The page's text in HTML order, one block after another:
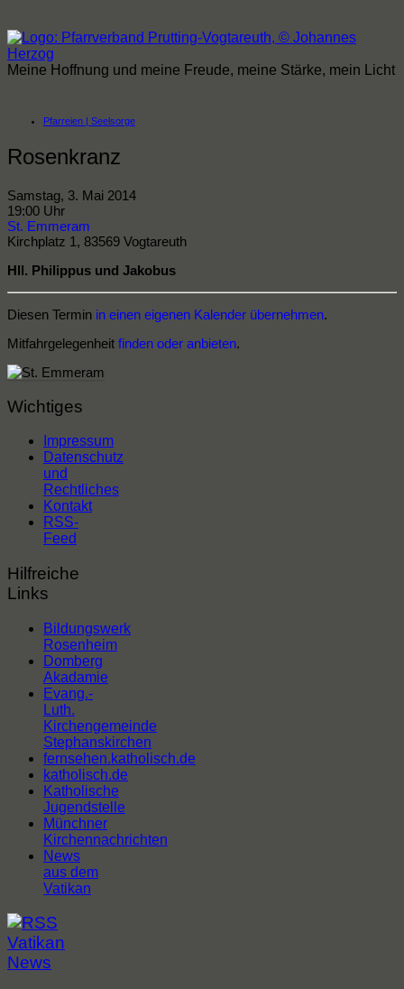
Inhalt
springen
Meine Hoffnung und meine Freude, meine Stärke, mein Licht
Pfarreien | Seelsorge
Rosenkranz
Samstag, 3. Mai 2014
19:00 Uhr
St. Emmeram
Kirchplatz 1, 83569 Vogtareuth
Hll. Philippus und Jakobus
Diesen Termin in einen eigenen Kalender übernehmen.
Mitfahrgelegenheit finden oder anbieten.
Wichtiges
Impressum
Datenschutz
und
Rechtliches
Kontakt
RSS-
Feed
Hilfreiche
Links
Bildungswerk
Rosenheim
Domberg
Akadamie
Evang.-
Luth.
Kirchengemeinde
Stephanskirchen
fernsehen.katholisch.de
katholisch.de
Katholische
Jugendstelle
Münchner
Kirchennachrichten
News
aus dem
Vatikan
Vatikan
News